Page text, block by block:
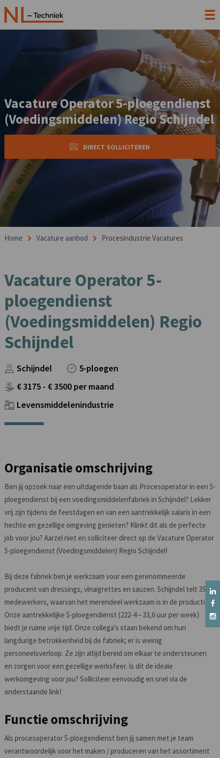
Vacature Operator 5-ploegendienst
(Voedingsmiddelen) Regio Schijndel
DIRECT SOLLICITEREN
Home Vacature aanbod Procesindustrie Vacatures
Vacature Operator 5-
ploegendienst
(Voedingsmiddelen) Regio
Schijndel
Schijndel
5-ploegen
€3175 - €3500 per maand
Levensmiddelenindustrie
Organisatie omschrijving
Ben jij opzoek naar een uitdagende baan als Procesoperator in een 5-
ploegendienst bij een voedingsmiddelenfabriek in Schijndel? Lekker
vrij zijn tijdens de feestdagen en van een aantrekkelijk salaris in een
hechte en gezellige omgeving genieten? Klinkt dit als de perfecte
job voor jou? Aarzel niet en solliciteer direct op de Vacature Operator
5-ploegendienst (Voedingsmiddelen) Regio Schijndel!
Bij deze fabriek ben je werkzaam voor een gerenommeerde
producent van dressings, vinaigrettes en sauzen. Schijndel telt 35
medewerkers, waarvan het merendeel werkzaam is in de productie.
Onze aantrekkelijke 5-ploegendienst (222-4 – 33,6 uur per week)
biedt je ruime vrije tijd. Onze collega's staan bekend om hun
langdurige betrokkenheid bij de fabriek; er is weinig
personeelsverloop. Ze zijn altijd bereid om elkaar te ondersteunen
en zorgen voor een gezellige werksfeer. Is dit de ideale
werkomgeving voor jou? Solliciteer eenvoudig en snel via de
onderstaande link!
Functie omschrijving
Als procesoperator 5-ploegendienst ben jij samen met je team
verantwoordelijk voor het maken / produceren van het assortiment